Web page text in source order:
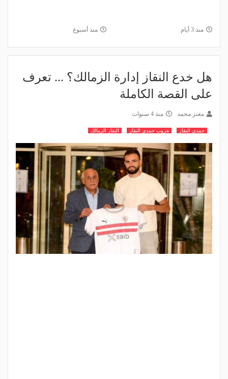
منذ 3 أيام منذ أسبوع
هل خدع النقاز إدارة الزمالك؟ ... تعرف
على القصة الكاملة
معتز محمد منذ 4 سنوات
حمدي النقاز هروب حمدي النقاز النقاز الزمالك